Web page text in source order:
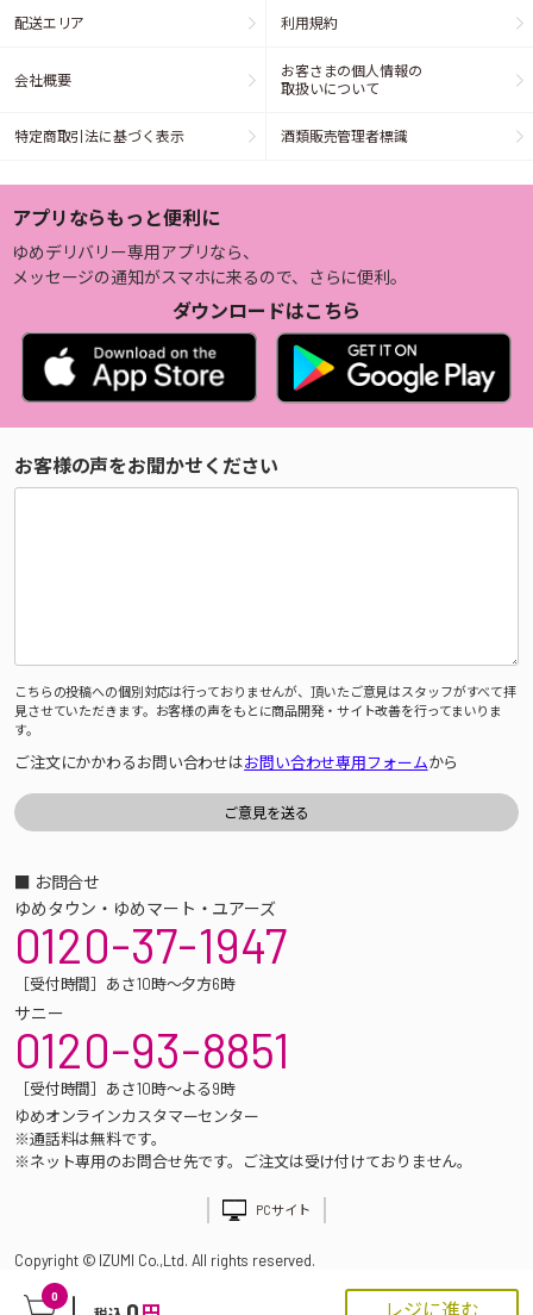
0
レジに進む
配送エリア 利用規約
会社概要
お客さまの個人情報の
取扱いについて
特定商取引法に基づく表示 酒類販売管理者標識
アプリならもっと便利に
ゆめデリバリー専用アプリなら、
メッセージの通知がスマホに来るので、さらに便利。
ダウンロードはこちら
お客様の声をお聞かせください
こちらの投稿への個別対応は行っておりませんが、頂いたご意見はスタッフがすべて拝
見させていただきます。お客様の声をもとに商品開発・サイト改善を行ってまいりま
す。
ご注文にかかわるお問い合わせはお問い合わせ専用フォームから
■ お問合せ
ゆめタウン・ゆめマート・ユアーズ
0120-37-1947
［受付時間］あさ10時～夕方6時
サニー
0120-93-8851
［受付時間］あさ10時～よる9時
ゆめオンラインカスタマーセンター
※通話料は無料です。
※ネット専用のお問合せ先です。ご注文は受け付けておりません。
PCサイト
Copyright © IZUMI Co.,Ltd. All rights reserved.